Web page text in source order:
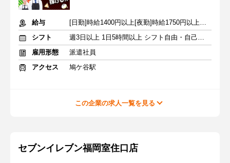
給与
[日勤]時給1400円以上[夜勤]時給1750円以上＋交通費
シフト
週3日以上 1日5時間以上 シフト自由・自己申告
雇用形態
派遣社員
アクセス
鳩ケ谷駅
この企業の求人一覧を見る
セブンイレブン福岡室住口店